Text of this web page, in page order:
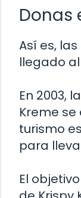
Donas
Así es,
llegado
En 2003,
Kreme
turismo
para
El